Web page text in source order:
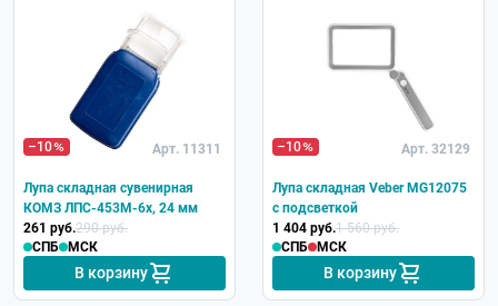
–10 Арт. 11311
Лупа складная сувенирная
КОМЗ ЛПС-453М-6x, 24 мм
261 руб.290 руб.
СПБ
МСК
В корзину
–10 Арт. 32129
Лупа складная Veber MG12075
с подсветкой
1 404 руб.1 560 руб.
СПБ
МСК
В корзину